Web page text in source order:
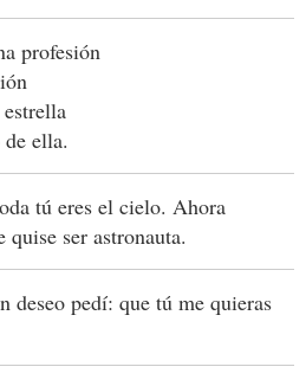
profesión
ella.
tú eres el cielo. Ahora
ser astronauta.
deseo pedí: que tú me quieras